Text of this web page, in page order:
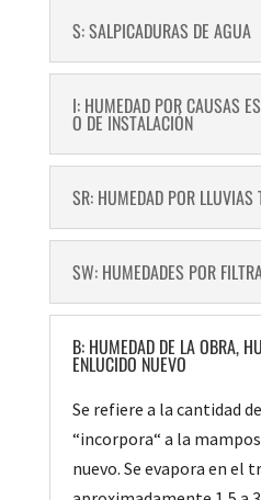
S: SALPICADURAS DE AGUA
I: HUMEDAD POR CAUSAS
O DE INSTALACIÓN
SR: HUMEDAD POR LLUVIAS
SW: HUMEDADES POR
B: HUMEDAD DE LA OBRA,
ENLUCIDO NUEVO
Se refiere a la cantidad
“incorpora“ a la
nuevo. Se evapora en el